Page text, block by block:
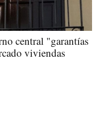
central "garantías
viviendas